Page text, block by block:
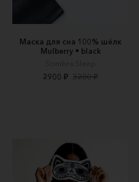
Маска для сна 100% шёлк
Mulberry • black
Sombra.Sleep
2900 ₽ 3200 ₽